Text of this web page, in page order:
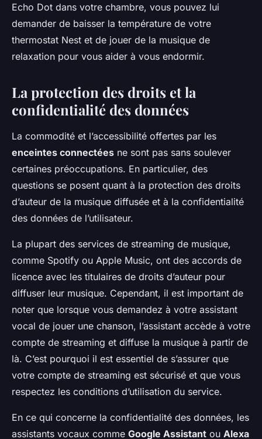
Echo Dot dans votre chambre, vous pouvez lui
demander de baisser la température de votre
thermostat Nest et de jouer de la musique de
relaxation pour vous aider à vous endormir.
La protection des droits et la
confidentialité des données
La commodité et l’accessibilité offertes par les
enceintes connectées ne sont pas sans soulever
certaines préoccupations. En particulier, des
questions se posent quant à la protection des droits
d’auteur de la musique diffusée et à la confidentialité
des données de l’utilisateur.
La plupart des services de streaming de musique,
comme Spotify ou Apple Music, ont des accords de
licence avec les titulaires de droits d’auteur pour
diffuser leur musique. Cependant, il est important de
noter que lorsque vous demandez à votre assistant
vocal de jouer une chanson, l’assistant accède à votre
compte de streaming et diffuse la musique à partir de
là. C’est pourquoi il est essentiel de s’assurer que
votre compte de streaming est sécurisé et que vous
respectez les conditions d’utilisation du service.
En ce qui concerne la confidentialité des données, les
assistants vocaux comme Google Assistant ou Alexa